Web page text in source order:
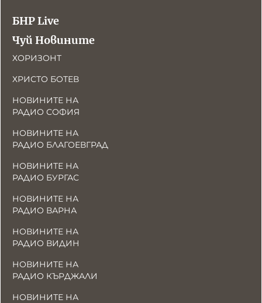
БНР Live
Чуй Новините
ХОРИЗОНТ
ХРИСТО БОТЕВ
НОВИНИТЕ НА
РАДИО СОФИЯ
НОВИНИТЕ НА
РАДИО БЛАГОЕВГРАД
НОВИНИТЕ НА
РАДИО БУРГАС
НОВИНИТЕ НА
РАДИО ВАРНА
НОВИНИТЕ НА
РАДИО ВИДИН
НОВИНИТЕ НА
РАДИО КЪРДЖАЛИ
НОВИНИТЕ НА